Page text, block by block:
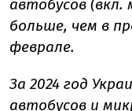
автобусов (вкл.
больше, чем в
феврале.
За 2024 год
автобусов и